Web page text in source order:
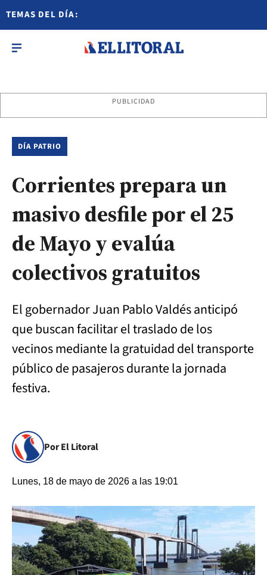
TEMAS DEL DÍA:
PUBLICIDAD
DÍA PATRIO
Corrientes prepara un
masivo desfile por el 25
de Mayo y evalúa
colectivos gratuitos
El gobernador Juan Pablo Valdés anticipó
que buscan facilitar el traslado de los
vecinos mediante la gratuidad del transporte
público de pasajeros durante la jornada
festiva.
Por El Litoral
Lunes, 18 de mayo de 2026 a las 19:01